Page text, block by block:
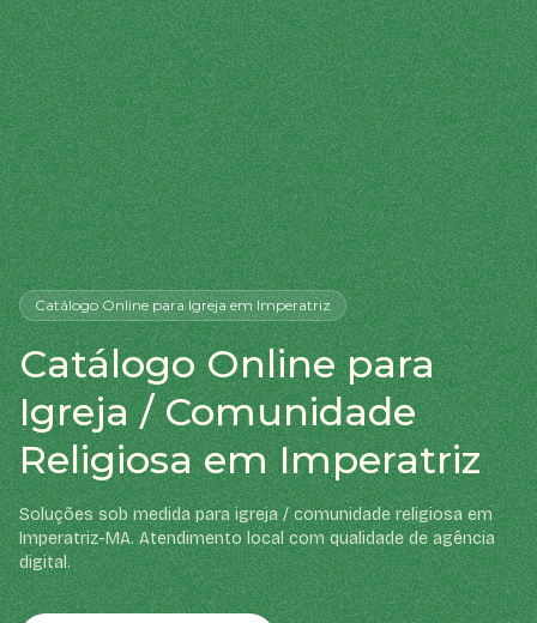
Catálogo Onlinepara Igrejaem Imperatriz
Catálogo Online para
Igreja / Comunidade
Religiosa em Imperatriz
Soluções sob medida para igreja / comunidade religiosa em
Imperatriz-MA. Atendimento local com qualidade de agência
digital.